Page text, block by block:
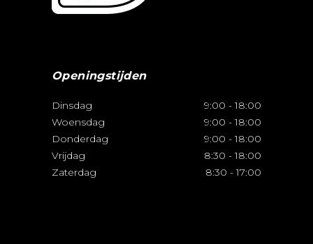
Openingstijden
Dinsdag 9:00 - 18:00
Woensdag
9:00 - 18:00
Donderdag
9:00 - 18:00
Vrijdag
8:30 - 18:00
Zaterdag
8:30 - 17:00